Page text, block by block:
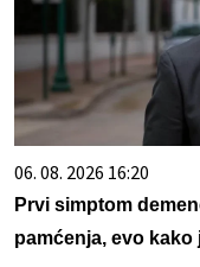
06. 08. 2026 16:20
Prvi simptom
pamćenja, evo kako